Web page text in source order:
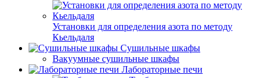
Установки для определения азота по методу
Кьельдаля
Сушильные шкафы
Вакуумные сушильные шкафы
Лабораторные печи